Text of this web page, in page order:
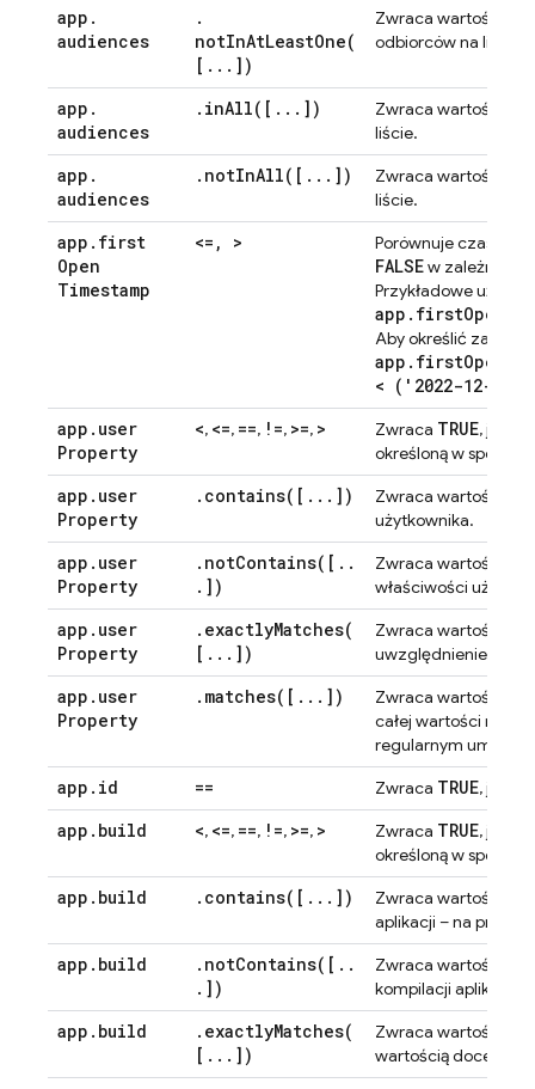
app .
audiences
.
notInAtLeastOne(
[ . . . ])
Zwraca wartość
odbiorców na liście.
app .
audiences
. inAll( [ . . . ]) Zwraca wartość
liście.
app .
audiences
. notInAll( [ . . . ]) Zwraca wartość
liście.
app . first
Open
Timestamp
<= , > Porównuje czas
FALSEw zależności
Przykładowe użycie:
Aby określić zakres:
< ('2022-12-
app . user
Property
<, <=, ==, !=, >=, > Zwraca TRUE, jeśli
określoną w sposób
app . user
Property
. contains( [ . . . ]) Zwraca wartość
użytkownika.
app . user
Property
. notContains( [ . .
. ])
Zwraca wartość
właściwości
app . user
Property
. exactlyMatches(
[ . . . ])
Zwraca wartość
uwzględnieniem
app . user
Property
. matches( [ . . . ]) Zwraca wartość
całej wartości
regularnym umieść
app . id == Zwraca TRUE, jeśli
app . build <, <=, ==, !=, >=, > Zwraca TRUE, jeśli
określoną w sposób
app . build . contains( [ . . . ]) Zwraca wartość
aplikacji – na
app . build . notContains( [ . .
. ])
Zwraca wartość
kompilacji aplikacji.
app . build . exactlyMatches(
[ . . . ])
Zwraca wartość
wartością docelową